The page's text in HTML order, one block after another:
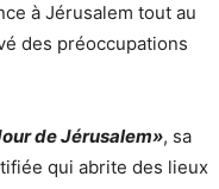
à Jérusalem tout au
des préoccupations
de Jérusalem», sa
qui abrite des lieux